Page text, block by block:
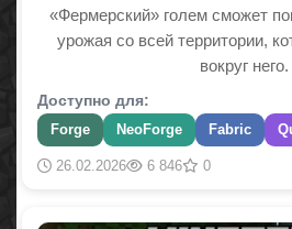
«Фермерский» голем сможет
урожая со всей территории,
вокруг него.
Доступно для:
Forge NeoForge Fabric
26.02.2026 6 846 0